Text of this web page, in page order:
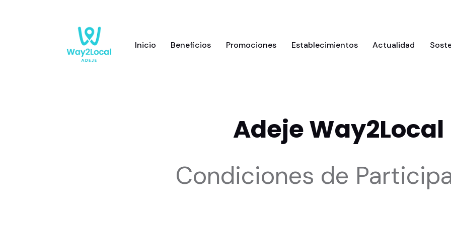
Inicio Beneficios Promociones Establecimientos Actualidad
Adeje Way2Local
Condiciones de